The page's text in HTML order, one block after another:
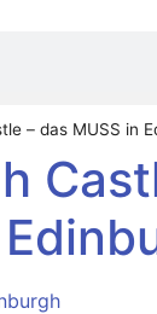
– das MUSS in